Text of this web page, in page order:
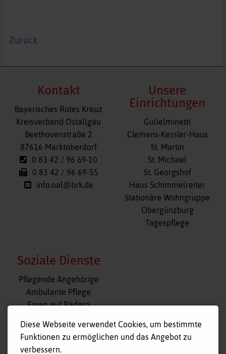
Zurück
Kontakt
Bayerisches Rotes Kreuz
Kreisverband Ostallgäu
Beethovenstraße 2
87616 Marktoberdorf
0 83 42 / 96 69-10
0 83 42 / 96 69-55
info.oal@brk.de
Unsere
Einrichtungen
Navigation
überspringen
Gulielminetti
Clemens-Kessler-Haus
St. Martin
St. Michael
St. Georgshof
Haus Schimmelreiter
Stationäre Wohngruppe
Obergünzburg
Tagespflege
Soziale Dienste
Navigation
überspringen
Pflegende Angehörige
Ambulante Pflege
Essen auf Rädern
Tagespflege
Hausnotruf
Diese Webseite verwendet Cookies, um bestimmte
Funktionen zu ermöglichen und das Angebot zu
verbessern.